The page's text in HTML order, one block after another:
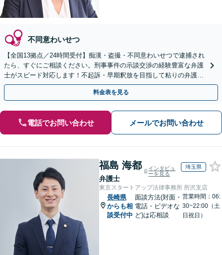
不同意わいせつ
【全国13拠点／24時間受付】痴漢・盗撮・不同意わいせつで逮捕され
たら、すぐにご相談ください。刑事事件の示談交渉の経験豊富な弁護
士がスピード対応します！不起訴・早期釈放を目指して粘りの弁護活
動を行います。
料金表を見る
電話でお問い合わせ メールでお問い合わせ
福島 海都
弁護士
インタビュ
ーを見る
埼玉県
東京スタートアップ法律事務所 所沢支店
長崎県
からも相
談受付中
面談方法(対面・
電話・ビデオな
ど)は応相談
営業時間：06:
30~22:00（土
日祝日）